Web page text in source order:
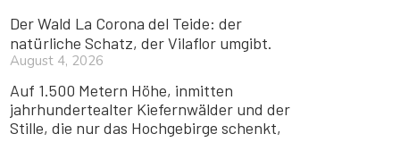
Der Wald La Corona del Teide: der
natürliche Schatz, der Vilaflor umgibt.
August 4, 2026
Auf 1.500 Metern Höhe, inmitten
jahrhundertealter Kiefernwälder und der
Stille, die nur das Hochgebirge schenkt,